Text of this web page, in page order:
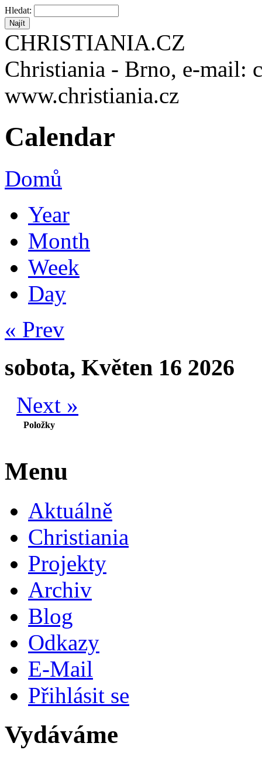
Hledat:
CHRISTIANIA.CZ
Christiania - Brno, e-mail:
www.christiania.cz
Calendar
Domů
Year
Month
Week
Day
« Prev
sobota, Květen 16 2026
Next »
Položky
Menu
Aktuálně
Christiania
Projekty
Archiv
Blog
Odkazy
E-Mail
Přihlásit se
Vydáváme